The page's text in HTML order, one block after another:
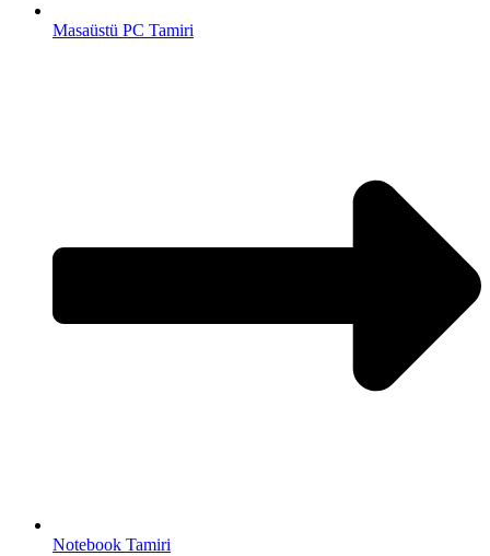
Masaüstü PC Tamiri
Notebook Tamiri